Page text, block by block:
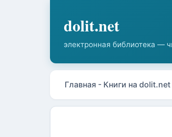
Главная - Книги на dolit.net